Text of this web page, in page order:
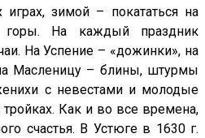
зимой – покататься на
горы. На каждый праздник
На Успение – «дожинки», на
Масленицу – блины, штурмы
с невестами и молодые
тройках. Как и во все времена,
счастья. В Устюге в 1630 г.